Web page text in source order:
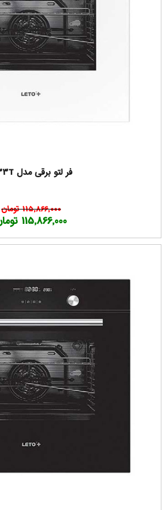
همواره زمان خرید هر محصولی این سوال
میکند که آیا این محصول خوب هستش یا
در ادامه با بررسی مواردی مشخص میکنیم
خرید شما یا خیر
است ، مثلا برای برخی قیمت فر لتو ملاک
محصول خوب هستش یا خیر
برای اطمینان از این که فر لتو خوبه حتما
فر لتو برقی مدل O33T
115,866,000 تومان
115,866,000 تومان